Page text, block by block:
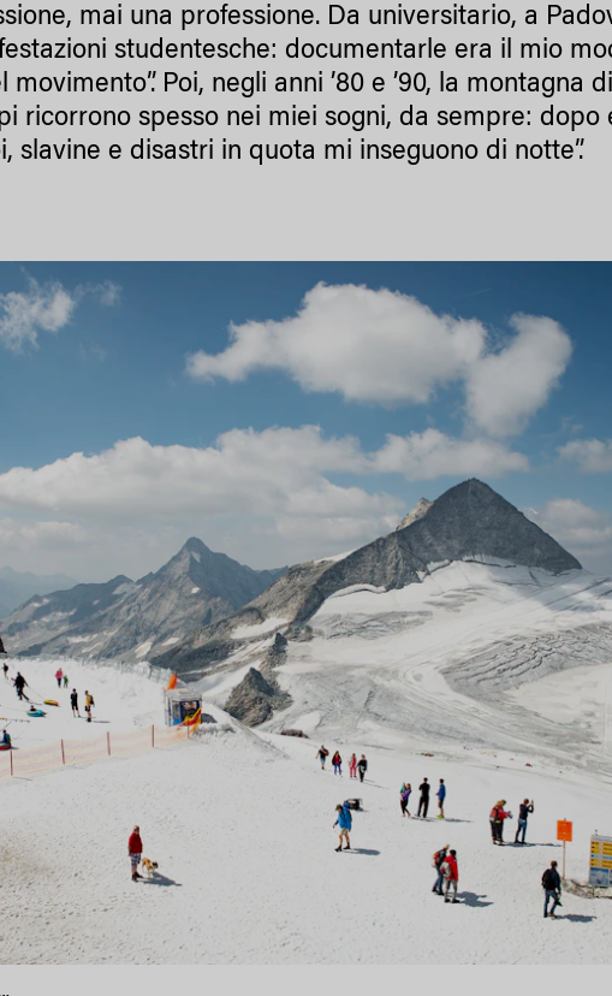
mai una professione. Da universitario, a
studentesche: documentarle era il mio
Poi, negli anni ’80 e ’90, la montagna
ricorrono spesso nei miei sogni, da sempre: dopo
slavine e disastri in quota mi inseguono di notte”.